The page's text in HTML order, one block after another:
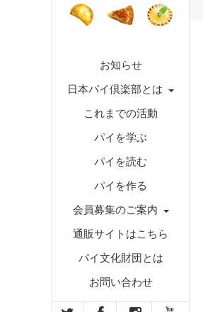
お知らせ
日本パイ倶楽部とは
これまでの活動
パイを学ぶ
パイを読む
パイを作る
会員募集のご案内
通販サイトはこちら
パイ文化財団とは
お問い合わせ